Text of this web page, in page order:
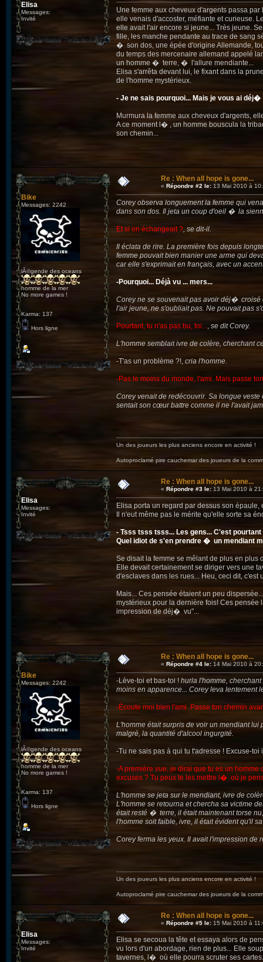
Elisa
Messages:
Invité
Une femme aux cheveux d'argents passa
elle venais d'accoster, méfiante et curieuse.
elle avait l'air encore si jeune... Très jeune.
fille, les manche pendante au trace de sang
� son dos, une épée d'origine Allemande,
du temps des mercenaire allemand appelé
un homme � terre, � l'allure mendiante...
Elisa s'arrêta devant lui, le fixant dans la
de l'homme mystérieux.
- Je ne sais pourquoi... Mais je vous ai
Murmura la femme aux cheveux d'argents,
A ce moment l� , un homme bouscula la
son chemin...
Bike
Messages: 2242
lÃ©gende des oceans
homme de la mer
No more games !
Karma: 137
Hors ligne
Re : When all hope is gone...
« Répondre #2 le: 13 Mai 2010 à
Corey observa longuement la femme qui
dans son dos. Il jeta un coup d'oeil � la
Et si on échangeait ?, se dit-il.
Il éclata de rire. La première fois depuis
femme pouvait bien manier une arme qui
car elle s'exprimait en français, avec un
-Pourquoi... Déjà vu ... mers...
Corey ne se souvenait pas avoir déj� croisé
l'air jeune, ne s'oubliait pas. Ne pouvait pas
Pourtant, tu n'as pas bu, toi..., se dit Corey.
L'homme semblait ivre de colère, cherchant
-T'as un problème ?!, cria l'homme.
-Pas le moins du monde, l'ami. Mais passe
Corey venait de redécouvrir. Sa longue
sentait son cœur battre comme il ne l'avait
Un des joueurs les plus anciens encore en activité !
Autoproclamé pire cauchemar des joueurs de la
Elisa
Messages:
Invité
Re : When all hope is gone...
« Répondre #3 le: 13 Mai 2010 à
Elisa porta un regard par dessus son
Il n'eut même pas le mérite qu'elle sorte sa
- Tsss tsss tsss... Les gens... C'est
Quel idiot de s'en prendre � un mendiant
Se disait la femme se mêlant de plus en
Elle devait certainement se diriger vers une
d'esclaves dans les rues... Heu, ceci dit,
Mais... Ces pensée étaient un peu
mystérieux pour la dernière fois! Ces
impression de déj� vu"...
Bike
Messages: 2242
lÃ©gende des oceans
homme de la mer
No more games !
Karma: 137
Hors ligne
Re : When all hope is gone...
« Répondre #4 le: 14 Mai 2010 à
-Lève-toi et bas-toi ! hurla l'homme,
moins en apparence... Corey leva lentement
-Écoute moi bien l'ami. Passe ton chemin
L'homme était surpris de voir un mendiant
malgré, la quantité d'alcool ingurgité.
-Tu ne sais pas à qui tu t'adresse ! Excuse-toi
-A première vue, je dirai que tu es un
excuses ? Tu peux te les mettre l� où je
L'homme se jeta sur le mendiant, ivre de
L'homme se retourna et chercha sa victime
était resté � terre, il était maintenant torse
l'homme soit faible, ivre, il était évident qu'il
Corey ferma les yeux. Il avait l'impression de
Un des joueurs les plus anciens encore en activité !
Autoproclamé pire cauchemar des joueurs de la
Elisa
Messages:
Invité
Re : When all hope is gone...
« Répondre #5 le: 15 Mai 2010 à
Elisa se secoua la tête et essaya alors de
vu lors d'un abordage, rien de plus... Elle
tavernes, l� où elle pourra scruter ses